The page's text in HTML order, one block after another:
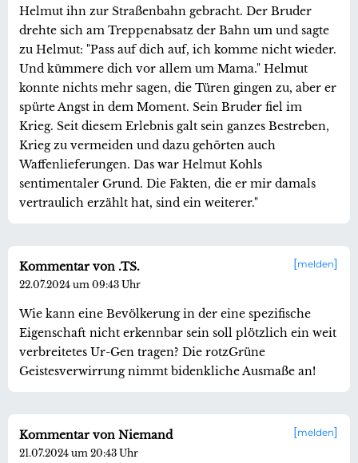
Helmut ihn zur Straßenbahn gebracht. Der Bruder
drehte sich am Treppenabsatz der Bahn um und sagte
zu Helmut: "Pass auf dich auf, ich komme nicht wieder.
Und kümmere dich vor allem um Mama." Helmut
konnte nichts mehr sagen, die Türen gingen zu, aber er
spürte Angst in dem Moment. Sein Bruder fiel im
Krieg. Seit diesem Erlebnis galt sein ganzes Bestreben,
Krieg zu vermeiden und dazu gehörten auch
Waffenlieferungen. Das war Helmut Kohls
sentimentaler Grund. Die Fakten, die er mir damals
vertraulich erzählt hat, sind ein weiterer."
melden
Kommentar von .TS.
22.07.2024 um 09:43 Uhr
Wie kann eine Bevölkerung in der eine spezifische
Eigenschaft nicht erkennbar sein soll plötzlich ein weit
verbreitetes Ur-Gen tragen? Die rotzGrüne
Geistesverwirrung nimmt bidenkliche Ausmaße an!
melden
Kommentar von Niemand
21.07.2024 um 20:43 Uhr